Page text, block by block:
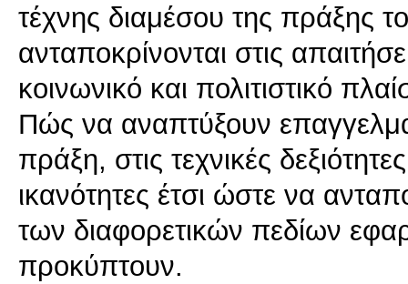
τέχνης διαμέσου της πράξης
ανταποκρίνονται στις
κοινωνικό και πολιτιστικό
Πώς να αναπτύξουν
πράξη, στις τεχνικές
ικανότητες έτσι ώστε να
των διαφορετικών πεδίων
προκύπτουν.